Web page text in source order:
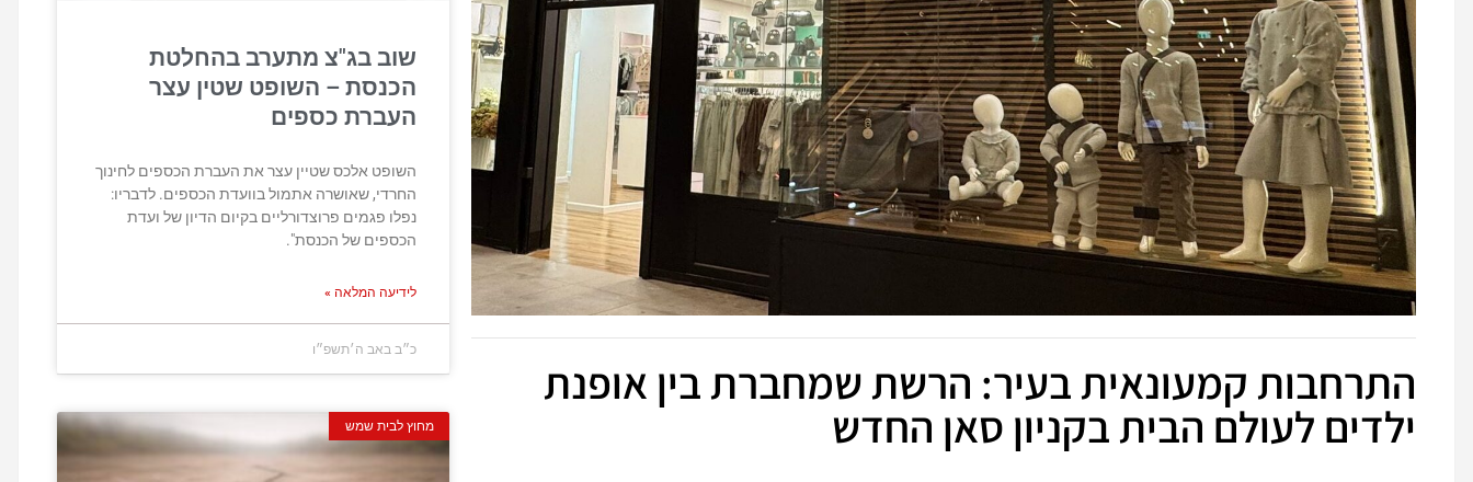
התרחבות קמעונאית בעיר: הרשת שמחברת בין אופנת
ילדים לעולם הבית בקניון סאן החדש
שוב בג"צ מתערב בהחלטת
הכנסת – השופט שטין עצר
העברת כספים
השופט אלכס שטיין עצר את העברת הכספים לחינוך
החרדי, שאושרה אתמול בוועדת הכספים. לדבריו:
נפלו פגמים פרוצדורליים בקיום הדיון של ועדת
הכספים של הכנסת".
לידיעה המלאה »
כ״ב באב ה׳תשפ״ו
מחוץ לבית שמש